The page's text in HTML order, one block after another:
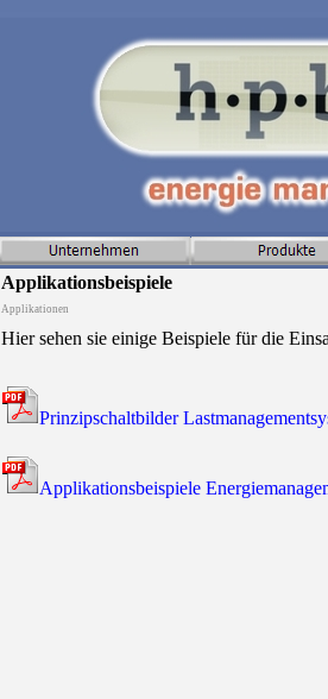
Applikationsbeispiele
Applikationen
Hier sehen sie einige Beispiele für die
Prinzipschaltbilder
Applikationsbeispiele